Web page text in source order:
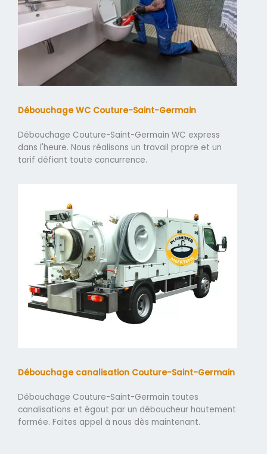
Débouchage WC Couture-Saint-Germain
Débouchage Couture-Saint-Germain WC express
dans l'heure. Nous réalisons un travail propre et un
tarif défiant toute concurrence.
Débouchage canalisation Couture-Saint-Germain
Débouchage Couture-Saint-Germain toutes
canalisations et égout par un déboucheur hautement
formée. Faites appel à nous dès maintenant.